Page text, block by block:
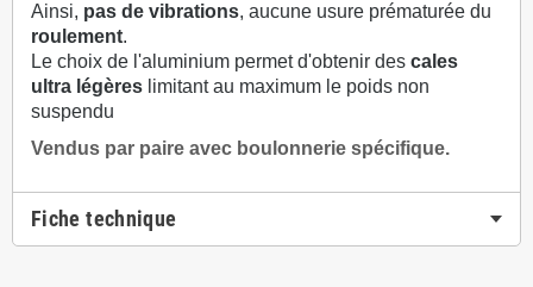
Ainsi, pas de vibrations, aucune usure prématurée du
roulement.
Le choix de l'aluminium permet d'obtenir des cales
ultra légères limitant au maximum le poids non
suspendu
Vendus par paire avec boulonnerie spécifique.
Fiche technique